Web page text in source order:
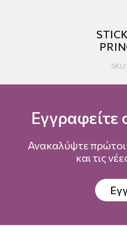
Ανακαλύψτε
και τις